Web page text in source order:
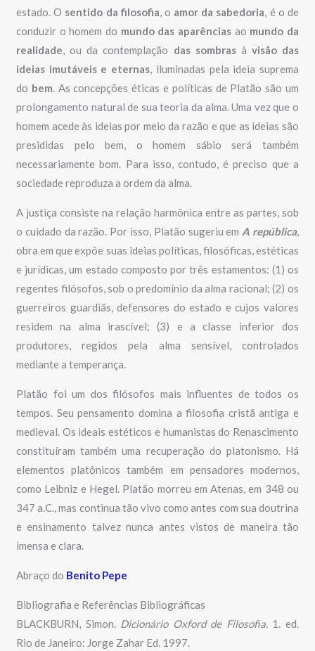
estado. O sentido da filosofia , o amor da sabedoria , é o de
conduzir o homem do mundo das aparênciasao mundo da
realidade , ou da contemplação das sombrasà visão das
ideias imutáveis e eternas , iluminadas pela ideia suprema
do bem . As concepções éticas e políticas de Platão são um
prolongamento natural de sua teoria da alma. Uma vez que o
homem acede às ideias por meio da razão e que as ideias são
presididas pelo bem, o homem sábio será também
necessariamente bom. Para isso, contudo, é preciso que a
sociedade reproduza a ordem da alma.
A justiça consiste na relação harmônica entre as partes, sob
o cuidado da razão. Por isso, Platão sugeriu em A república,
obra em que expõe suas ideias políticas, filosóficas, estéticas
e jurídicas, um estado composto por três estamentos: (1) os
regentes filósofos, sob o predomínio da alma racional; (2) os
guerreiros guardiãs, defensores do estado e cujos valores
residem na alma irascível; (3) e a classe inferior dos
produtores, regidos pela alma sensível, controlados
mediante a temperança.
Platão foi um dos filósofos mais influentes de todos os
tempos. Seu pensamento domina a filosofia cristã antiga e
medieval. Os ideais estéticos e humanistas do Renascimento
constituíram também uma recuperação do platonismo. Há
elementos platônicos também em pensadores modernos,
como Leibniz e Hegel. Platão morreu em Atenas, em 348 ou
347 a.C., mas continua tão vivo como antes com sua doutrina
e ensinamento talvez nunca antes vistos de maneira tão
imensa e clara.
Abraço do Benito Pepe
Bibliografia e Referências Bibliográficas
BLACKBURN, Simon.
Dicionário Oxford de Filosofia. 1. ed.
Rio de Janeiro: Jorge Zahar Ed. 1997.